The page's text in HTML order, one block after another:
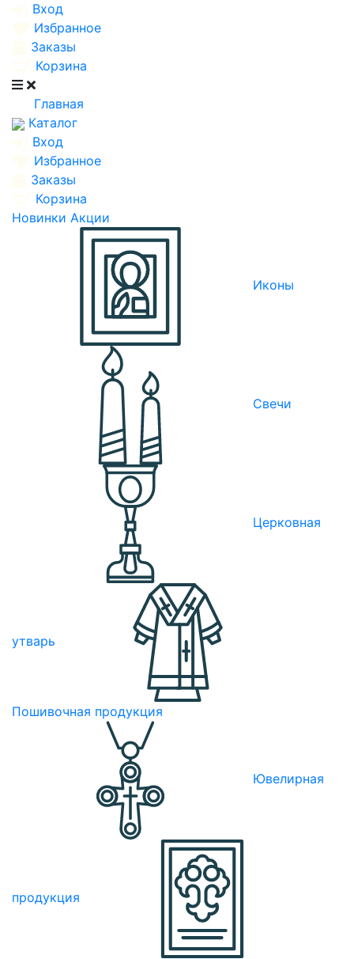
Вход
Избранное
Заказы
Корзина
Главная
Каталог
Вход
Избранное
Заказы
Корзина
Новинки Акции
Иконы
Свечи
Церковная
утварь
Пошивочная продукция
Ювелирная
продукция